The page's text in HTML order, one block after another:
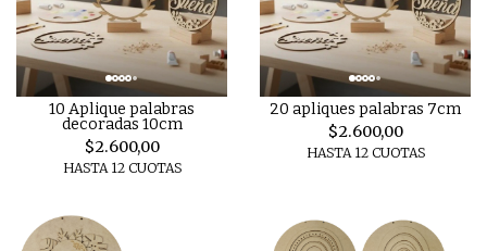
10 Aplique palabras
decoradas 10cm
$2.600,00
HASTA 12 CUOTAS
20 apliques palabras 7cm
$2.600,00
HASTA 12 CUOTAS